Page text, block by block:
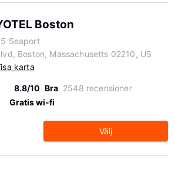
Boston
Seaport
Boston, Massachusetts 02210, US
karta
8.8/10 Bra 2548 recensioner
Gratis wi-fi
Välj